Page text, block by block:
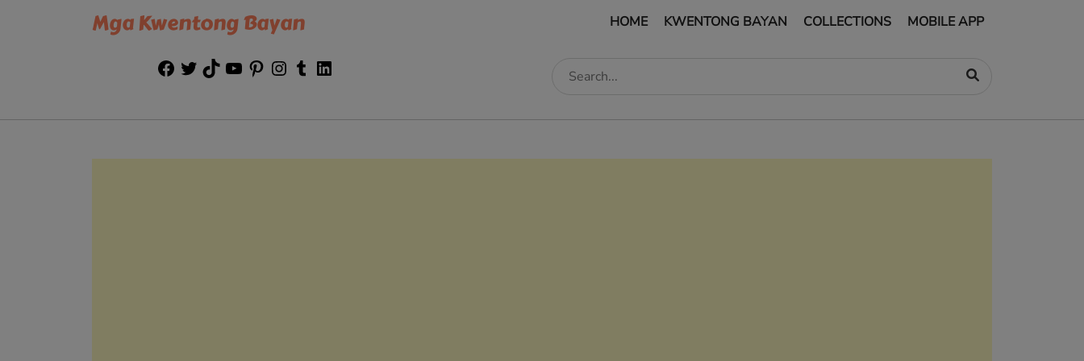
Mga Kwentong Bayan HOME KWENTONG BAYAN COLLECTIONS MOBILE APP
Facebook
TwitterTikTokYouTubePinterest
Instagram
Tumblr